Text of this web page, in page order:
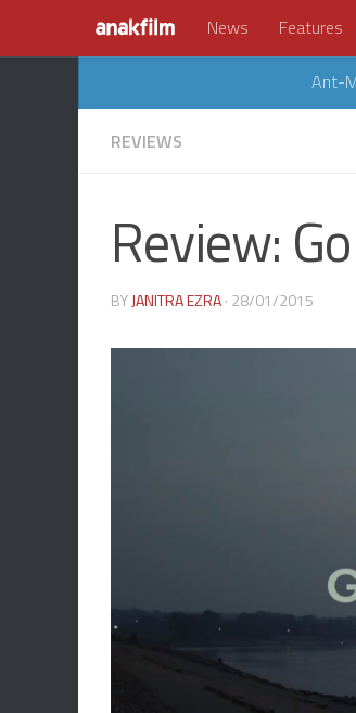
News Features
Ant-
REVIEWS
Review:
BYJANITRA EZRA· 28/01/2015